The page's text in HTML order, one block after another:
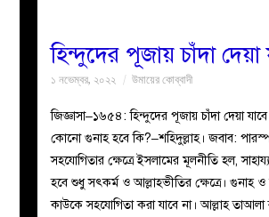
হিন্দুদের পূজায় চাঁদা দেয়া
১ নভেম্বর, ২০২২ উমায়ের কোব্বাদী
জিজ্ঞাসা–১৬৫৪: হিন্দুদের পূজায় চাঁদা দেয়া
কোনো গুনাহ হবে কি?–শহিদুল্লাহ। জবাব:
সহযোগিতার ক্ষেত্রে ইসলামের মূলনীতি হল,
হবে শুধু সৎকর্ম ও আল্লাহভীতির ক্ষেত্রে। গুনাহ ও